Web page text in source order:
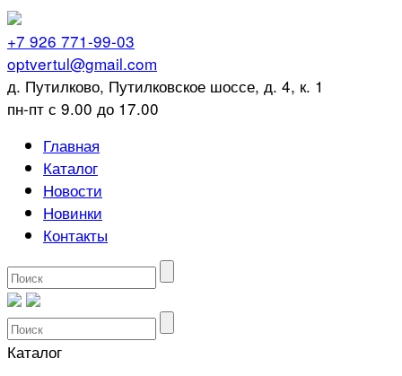
+7 926 771-99-03
optvertul@gmail.com
д. Путилково, Путилковское шоссе, д. 4, к. 1
пн-пт с 9.00 до 17.00
Главная
Каталог
Новости
Новинки
Контакты
Каталог